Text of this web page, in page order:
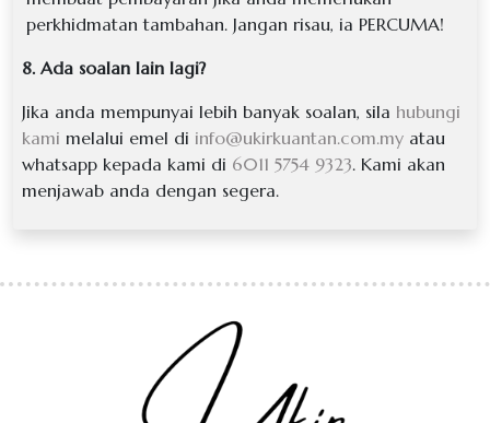
perkhidmatan tambahan. Jangan risau, ia PERCUMA!
8. Ada soalan lain lagi?
Jika anda mempunyai lebih banyak soalan, sila hubungi
kami melalui emel di info@ukirkuantan.com.my atau
whatsapp kepada kami di 6011 5754 9323. Kami akan
menjawab anda dengan segera.